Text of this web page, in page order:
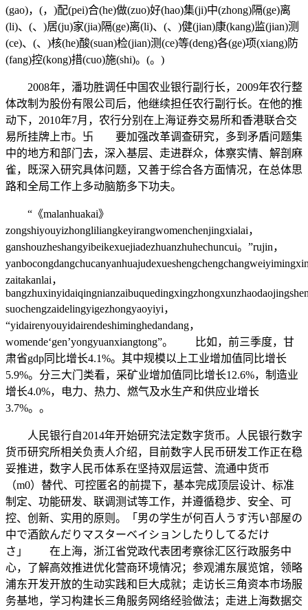
(gao)，(，)配(pei)合(he)做(zuo)好(hao)集(ji)中(zhong)隔(ge)离
(li)、(、)居(ju)家(jia)隔(ge)离(li)、(、)健(jian)康(kang)监(jian)测
(ce)、(、)核(he)酸(suan)检(jian)测(ce)等(deng)各(ge)项(xiang)防
(fang)控(kong)措(cuo)施(shi)。(。)
2008年，潘功胜调任中国农业银行副行长，2009年农行整
体改制为股份有限公司后，他继续担任农行副行长。在他的推
动下，2010年7月，农行分别在上海证券交易所和香港联合交
易所挂牌上市。卐 要加强改革调查研究，多到矛盾问题集
中的地方和部门去，深入基层、走进群众，体察实情、解剖麻
雀，既深入研究具体问题，又善于综合各方面情况，在总体思
路和全局工作上多动脑筋多下功夫。
“《malanhuakai》
zongshiyouyizhongliliangkeyirangwomenchenjingxialai，
ganshouzheshangyibeikexuejiadezhuanzhuhechuncui。”rujin，
zaitakanlai，
suochengzaidelingyigezhongyaoyiyi，
“yidairenyouyidairendeshiminghedandang，
womende‘gen’yongyuanxiangtong”。 比如，前三季度，甘
肃省gdp同比增长4.1%。其中规模以上工业增加值同比增长
5.9%。分三大门类看，采矿业增加值同比增长12.6%，制造业
增长4.0%，电力、热力、燃气及水生产和供应业增长
3.7%。。
人民银行自2014年开始研究法定数字货币。人民银行数字
货币研究所相关负责人介绍，目前数字人民币研发工作正在稳
妥推进，数字人民币体系在坚持双层运营、流通中货币
（m0）替代、可控匿名的前提下，基本完成顶层设计、标准
制定、功能研发、联调测试等工作，并遵循稳步、安全、可
控、创新、实用的原则。「男の学生が何百人うす汚い部屋の
中で酒飲んだりマスターベイションしたりしてるだけ
さ」 在上海，浙江省党政代表团考察徐汇区行政服务中
心，了解高效推进优化营商环境情况；参观浦东展览馆，领略
浦东开发开放的生动实践和巨大成就；走访长三角资本市场服
务基地，学习构建长三角服务网络经验做法；走进上海数据交